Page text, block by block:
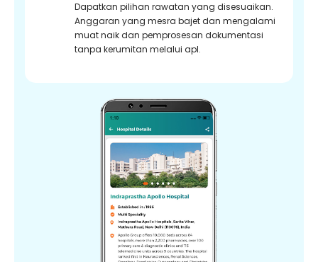
Dapatkan pilihan rawatan yang disesuaikan.
Anggaran yang mesra bajet dan mengalami
muat naik dan pemprosesan dokumentasi
tanpa kerumitan melalui apl.